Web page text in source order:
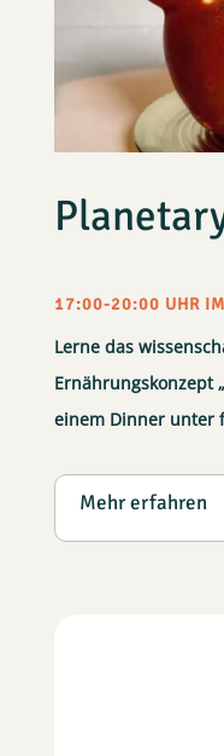
17:00-20:00 UHR IM
Lerne das
Ernährungskonzept
einem Dinner unter
Mehr erfahren